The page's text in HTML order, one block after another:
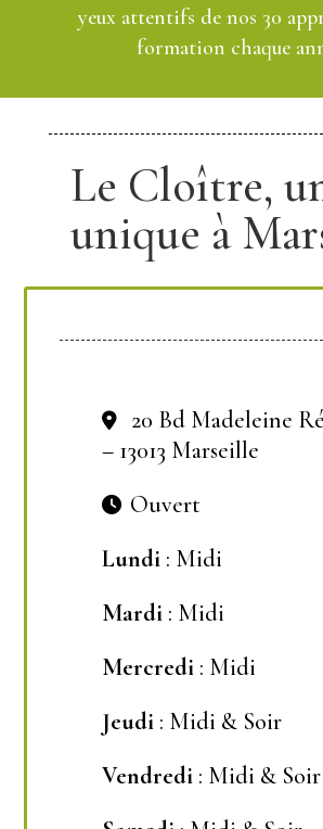
yeux attentifs de nos 30
formation chaque
Le Cloître,
unique à
20 Bd Madeleine
– 13013 Marseille
Ouvert
Lundi : Midi
Mardi : Midi
Mercredi : Midi
Jeudi : Midi & Soir
Vendredi : Midi & Soir